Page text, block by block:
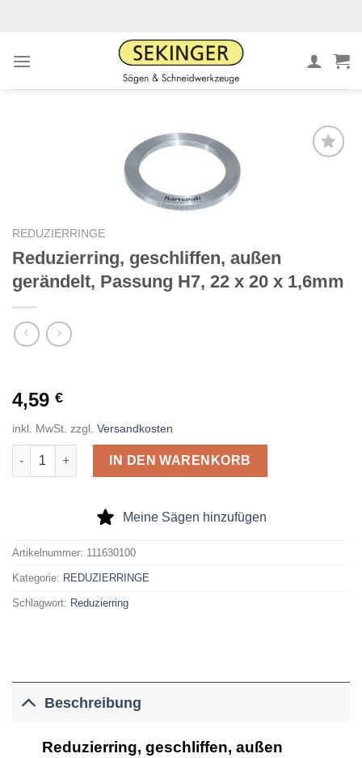
REDUZIERRINGE
Reduzierring, geschliffen, außen
gerändelt, Passung H7, 22 x 20 x 1,6mm
4,59 €
inkl. MwSt. zzgl. Versandkosten
Reduzierring, geschliffen, außen gerändelt, Passung H7, 22 x
IN DEN WARENKORB
Meine Sägen hinzufügen
Artikelnummer: 111630100
Kategorie: REDUZIERRINGE
Schlagwort: Reduzierring
Beschreibung
Reduzierring, geschliffen, außen